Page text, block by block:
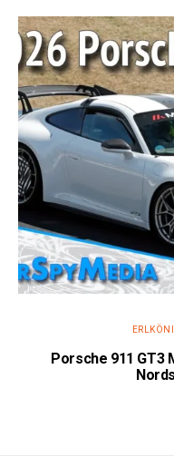
Porsche 911 GT3